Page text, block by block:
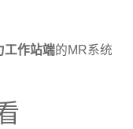
工作站端的MR系统